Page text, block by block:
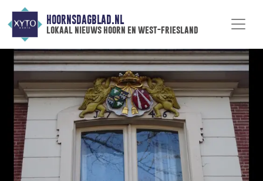
HOORNSDAGBLAD.NL
lokaal nieuws hoorn en west-friesland